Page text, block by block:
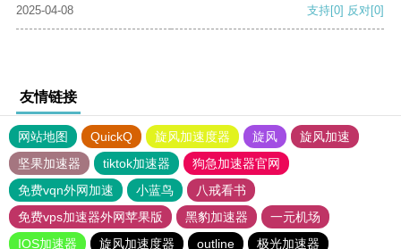
2025-04-08 支持[0] 反对[0]
友情链接
网站地图 QuickQ 旋风加速度器 旋风
旋风加速
坚果加速器
tiktok加速器
狗急加速器官网
免费vqn外网加速
小蓝鸟
八戒看书
免费vps加速器外网苹果版
黑豹加速器
一元机场
IOS加速器
旋风加速度器 outline 极光加速器